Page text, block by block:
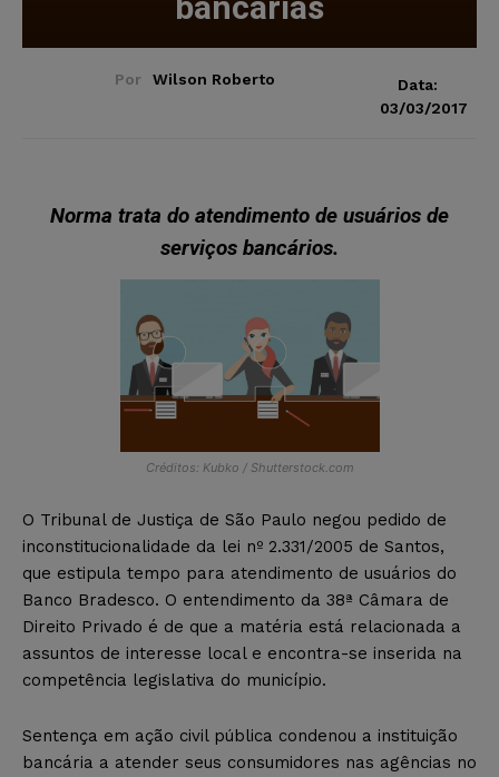
Por Wilson Roberto
Data:
03/03/2017
Norma trata do atendimento de usuários de
serviços bancários.
Créditos: Kubko / Shutterstock.com
O Tribunal de Justiça de São Paulo negou pedido de
inconstitucionalidade da lei nº 2.331/2005 de Santos,
que estipula tempo para atendimento de usuários do
Banco Bradesco. O entendimento da 38ª Câmara de
Direito Privado é de que a matéria está relacionada a
assuntos de interesse local e encontra-se inserida na
competência legislativa do município.
Sentença em ação civil pública condenou a instituição
bancária a atender seus consumidores nas agências no